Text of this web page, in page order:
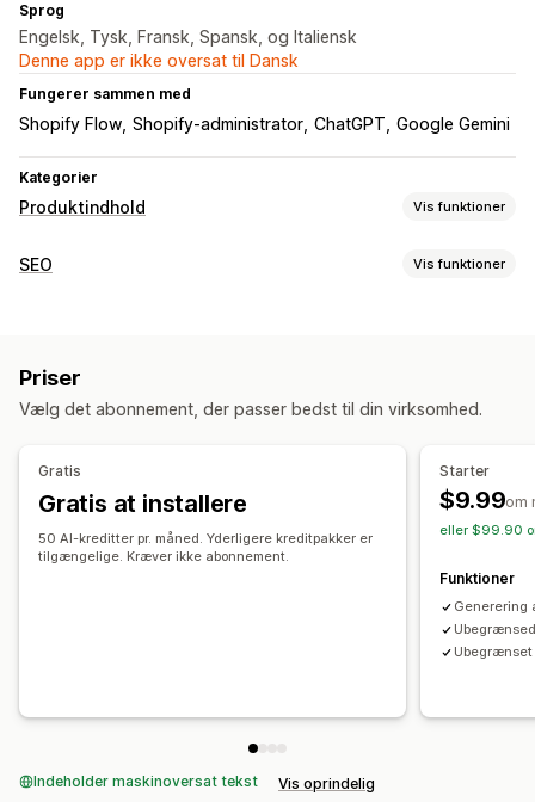
Sprog
Engelsk, Tysk, Fransk, Spansk, og Italiensk
Denne app er ikke oversat til Dansk
Fungerer sammen med
Shopify Flow Shopify-administrator ChatGPT Google Gemini
Kategorier
Produktindhold Vis funktioner
Indholdstyper
Generering med kunstig intelligens
Flere sprog
Masseredigering Automatiske opdateringer
Automatisk optimering
Analyser
SEO Vis funktioner
Masseredigering
Lokal SEO Optimering af indhold
Optimering af metadata
Priser
Vælg det abonnement, der passer bedst til din virksomhed.
Gratis
Gratis at installere
50 AI-kreditter pr. måned. Yderligere kreditpakker er
tilgængelige. Kræver ikke abonnement.
Starter
$9.99om
eller $99.90
Funktioner
Generering
Indeholder maskinoversat tekst Vis oprindelig